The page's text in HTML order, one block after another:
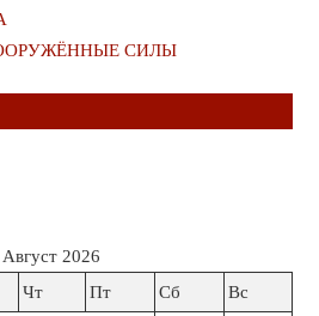
СИЛЫ
Август 2026
Чт Пт Сб Вс